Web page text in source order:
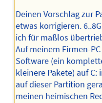
Deinen Vorschlag zur
etwas korrigieren.
ich für maßlos
Auf meinem Firmen-
Software (ein
kleinere Pakete) auf
auf dieser Partition
meinen heimischen